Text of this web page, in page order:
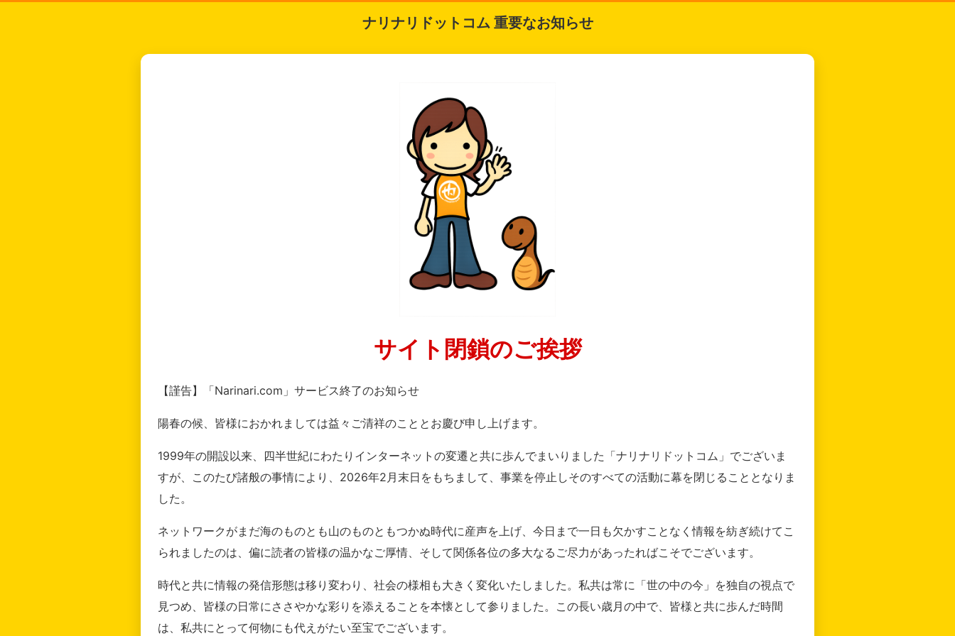
ナリナリドットコム 重要なお知らせ
サイト閉鎖のご挨拶
【謹告】「Narinari.com」サービス終了のお知らせ
陽春の候、皆様におかれましては益々ご清祥のこととお慶び申し上げます。
1999年の開設以来、四半世紀にわたりインターネットの変遷と共に歩んでまいりました「ナリナリドットコム」でございま
すが、このたび諸般の事情により、2026年2月末日をもちまして、事業を停止しそのすべての活動に幕を閉じることとなりま
した。
ネットワークがまだ海のものとも山のものともつかぬ時代に産声を上げ、今日まで一日も欠かすことなく情報を紡ぎ続けてこ
られましたのは、偏に読者の皆様の温かなご厚情、そして関係各位の多大なるご尽力があったればこそでございます。
時代と共に情報の発信形態は移り変わり、社会の様相も大きく変化いたしました。私共は常に「世の中の今」を独自の視点で
見つめ、皆様の日常にささやかな彩りを添えることを本懐として参りました。この長い歳月の中で、皆様と共に歩んだ時間
は、私共にとって何物にも代えがたい至宝でございます。